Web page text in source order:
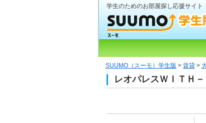
学生のためのお部屋探し応援サイト
SUUMO（スーモ）学生版 > 賃貸 >
レオパレスＷＩＴＨ